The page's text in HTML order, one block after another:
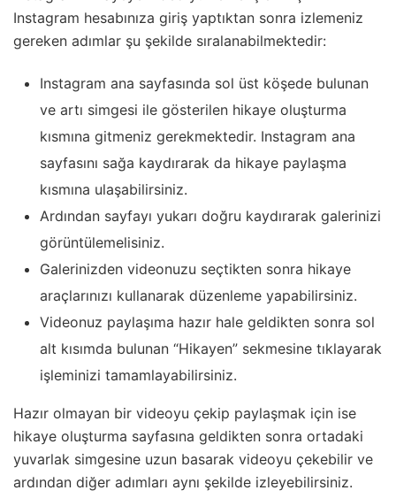
Instagram hesabınıza giriş yaptıktan sonra izlemeniz
gereken adımlar şu şekilde sıralanabilmektedir:
Instagram ana sayfasında sol üst köşede bulunan
ve artı simgesi ile gösterilen hikaye oluşturma
kısmına gitmeniz gerekmektedir. Instagram ana
sayfasını sağa kaydırarak da hikaye paylaşma
kısmına ulaşabilirsiniz.
Ardından sayfayı yukarı doğru kaydırarak galerinizi
görüntülemelisiniz.
Galerinizden videonuzu seçtikten sonra hikaye
araçlarınızı kullanarak düzenleme yapabilirsiniz.
Videonuz paylaşıma hazır hale geldikten sonra sol
alt kısımda bulunan “Hikayen” sekmesine tıklayarak
işleminizi tamamlayabilirsiniz.
Hazır olmayan bir videoyu çekip paylaşmak için ise
hikaye oluşturma sayfasına geldikten sonra ortadaki
yuvarlak simgesine uzun basarak videoyu çekebilir ve
ardından diğer adımları aynı şekilde izleyebilirsiniz.